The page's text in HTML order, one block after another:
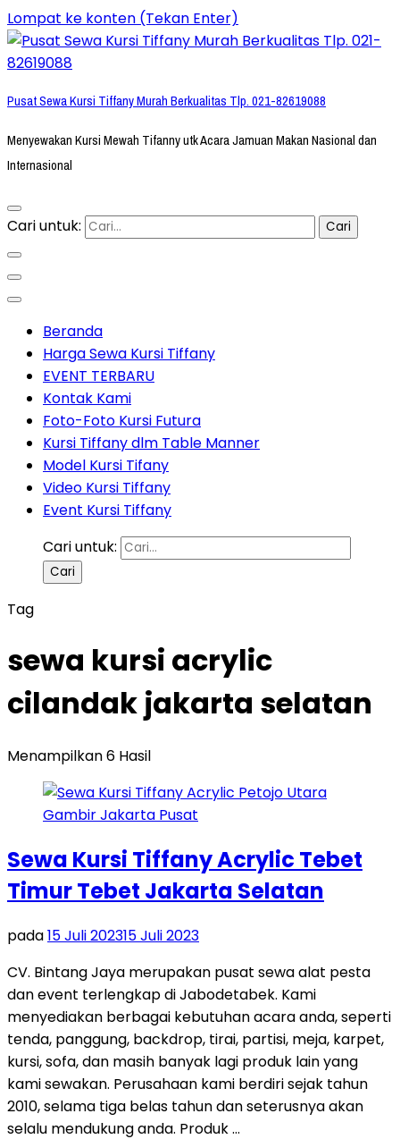
Lompat ke konten (Tekan Enter)
Pusat Sewa Kursi Tiffany Murah Berkualitas Tlp. 021-82619088
Menyewakan Kursi Mewah Tifanny utk Acara Jamuan Makan Nasional dan
Internasional
Cari untuk:
Beranda
Harga Sewa Kursi Tiffany
EVENT TERBARU
Kontak Kami
Foto-Foto Kursi Futura
Kursi Tiffany dlm Table Manner
Model Kursi Tifany
Video Kursi Tiffany
Event Kursi Tiffany
Cari untuk:
Tag
sewa kursi acrylic
cilandak jakarta selatan
Menampilkan 6 Hasil
Sewa Kursi Tiffany Acrylic Tebet
Timur Tebet Jakarta Selatan
pada15 Juli 202315 Juli 2023
CV. Bintang Jaya merupakan pusat sewa alat pesta
dan event terlengkap di Jabodetabek. Kami
menyediakan berbagai kebutuhan acara anda, seperti
tenda, panggung, backdrop, tirai, partisi, meja, karpet,
kursi, sofa, dan masih banyak lagi produk lain yang
kami sewakan. Perusahaan kami berdiri sejak tahun
2010, selama tiga belas tahun dan seterusnya akan
selalu mendukung anda. Produk …